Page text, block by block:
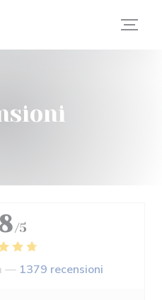
/5
— 1379 recensioni